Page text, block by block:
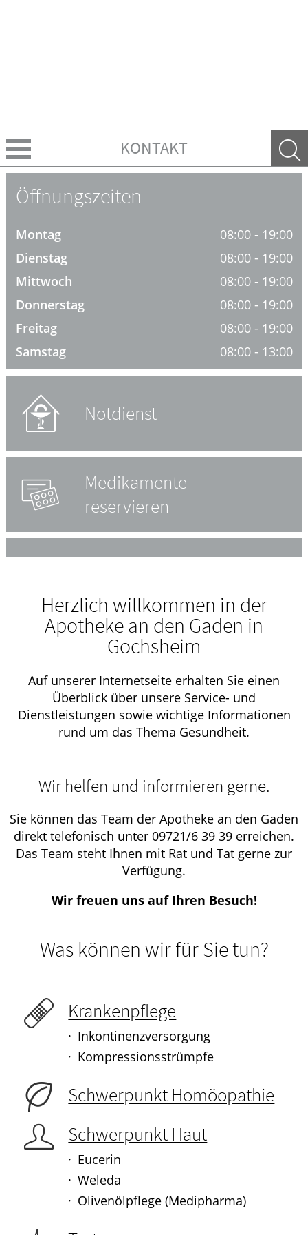
KONTAKT
Über Uns
Ratgeber
HOMÖOPATHIE
ELTERN UND KIND
Öffnungszeiten
Montag
08:00 - 19:00
Dienstag
08:00 - 19:00
Mittwoch
08:00 - 19:00
Donnerstag
08:00 - 19:00
Freitag
08:00 - 19:00
Samstag
08:00 - 13:00
Notdienst
Medikamente
reservieren
Herzlich willkommen in der
Apotheke an den Gaden in
Gochsheim
Auf unserer Internetseite erhalten Sie einen
Überblick über unsere Service- und
Dienstleistungen sowie wichtige Informationen
rund um das Thema Gesundheit.
Wir helfen und informieren gerne.
Sie können das Team der Apotheke an den Gaden
direkt telefonisch unter 09721/6 39 39 erreichen.
Das Team steht Ihnen mit Rat und Tat gerne zur
Verfügung.
Wir freuen uns auf Ihren Besuch!
Was können wir für Sie tun?
Krankenpflege
Inkontinenzversorgung
Kompressionsstrümpfe
Schwerpunkt Homöopathie
Schwerpunkt Haut
Eucerin
Weleda
Olivenölpflege (Medipharma)